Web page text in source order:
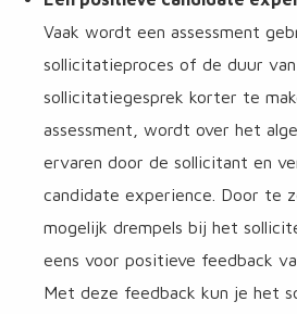
Vaak wordt een assessment
sollicitatieproces of de duur
sollicitatiegesprek korter te
assessment, wordt over het
ervaren door de sollicitant en
candidate experience. Door te
mogelijk drempels bij het
eens voor positieve feedback
Met deze feedback kun je het